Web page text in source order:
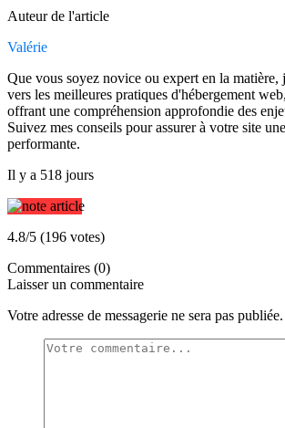
Auteur de l'article
Valérie
Que vous soyez novice ou expert en la matière,
vers les meilleures pratiques d'hébergement
offrant une compréhension approfondie des
Suivez mes conseils pour assurer à votre site
performante.
Il y a 518 jours
4.8/5 (196 votes)
Commentaires (0)
Laisser un commentaire
Votre adresse de messagerie ne sera pas publiée.